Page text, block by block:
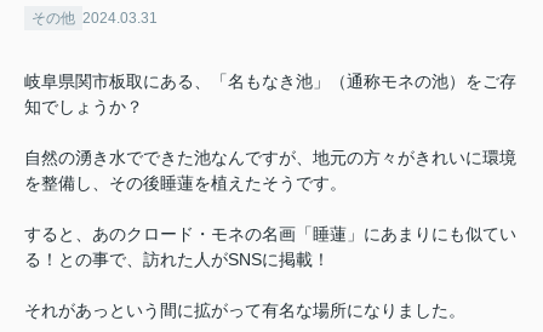
その他 2024.03.31
岐阜県関市板取にある、「名もなき池」（通称モネの池）をご存
知でしょうか？
自然の湧き水でできた池なんですが、地元の方々がきれいに環境
を整備し、その後睡蓮を植えたそうです。
すると、あのクロード・モネの名画「睡蓮」にあまりにも似てい
る！との事で、訪れた人がSNSに掲載！
それがあっという間に拡がって有名な場所になりました。